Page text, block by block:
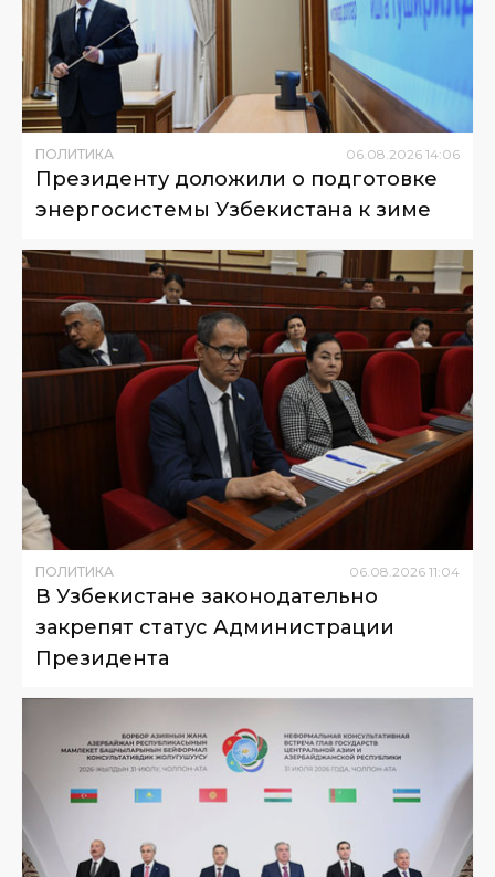
ПОЛИТИКА 06 08 2026 14:06
Президенту доложили о подготовке
энергосистемы Узбекистана к зиме
ПОЛИТИКА 06.08.2026 11:04
В Узбекистане законодательно
закрепят статус Администрации
Президента